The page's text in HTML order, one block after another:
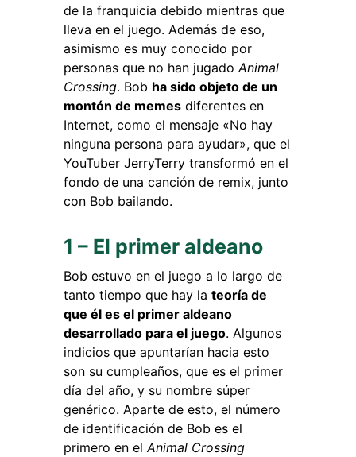
de la franquicia debido mientras que
lleva en el juego. Además de eso,
asimismo es muy conocido por
personas que no han jugado Animal
Crossing. Bob ha sido objeto de un
montón de memes diferentes en
Internet, como el mensaje «No hay
ninguna persona para ayudar», que el
YouTuber JerryTerry transformó en el
fondo de una canción de remix, junto
con Bob bailando.
1 – El primer aldeano
Bob estuvo en el juego a lo largo de
tanto tiempo que hay la teoría de
que él es el primer aldeano
desarrollado para el juego. Algunos
indicios que apuntarían hacia esto
son su cumpleaños, que es el primer
día del año, y su nombre súper
genérico. Aparte de esto, el número
de identificación de Bob es el
primero en el Animal Crossing